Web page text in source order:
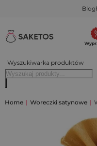
Blog
Wyszukiwarka produktów
Home | Woreczki satynowe |